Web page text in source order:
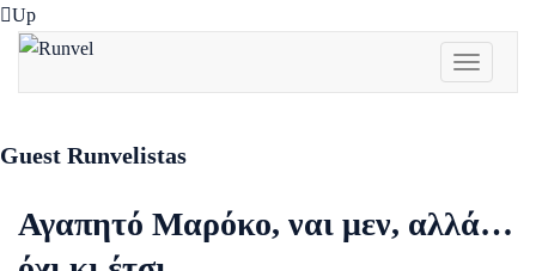
Up
Toggle
Guest Runvelistas
Αγαπητό Μαρόκο, ναι μεν, αλλά…